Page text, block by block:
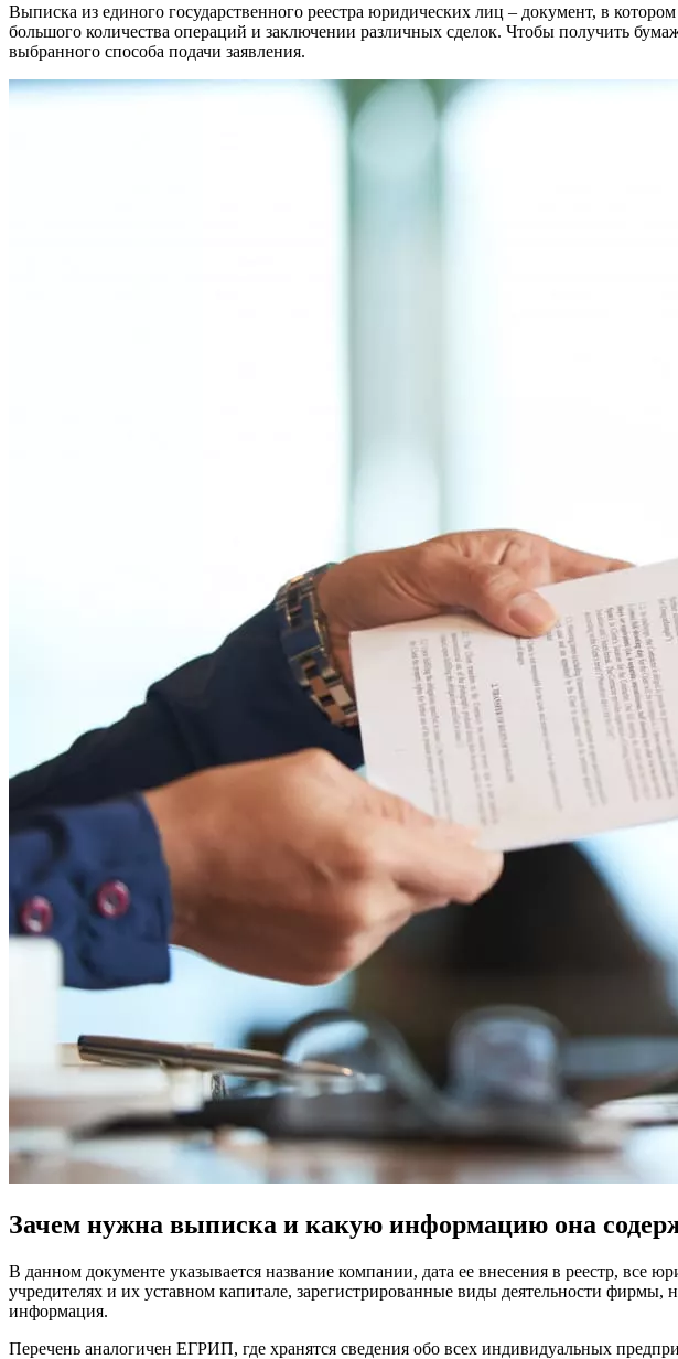
Выписка из единого государственного реестра юридических лиц – документ, в
большого количества операций и заключении различных сделок. Чтобы получить
выбранного способа подачи заявления.
Зачем нужна выписка и какую информацию она
В данном документе указывается название компании, дата ее внесения в реестр, все
учредителях и их уставном капитале, зарегистрированные виды деятельности
информация.
Перечень аналогичен ЕГРИП, где хранятся сведения обо всех индивидуальных